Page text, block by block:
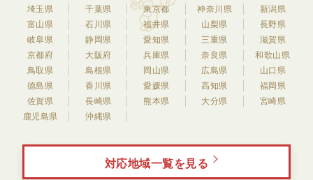
埼玉県 千葉県 東京都 神奈川県
新潟県
富山県
石川県 福井県 山梨県
長野県
岐阜県
静岡県 愛知県 三重県
滋賀県
京都府
大阪府 兵庫県 奈良県
和歌山県
鳥取県
島根県 岡山県 広島県
山口県
徳島県
香川県 愛媛県 高知県
福岡県
佐賀県
長崎県 熊本県 大分県
宮崎県
鹿児島県
沖縄県
対応地域一覧を見る